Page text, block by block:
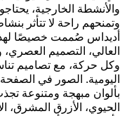
والأنشطة الخارجية،
وتمنحهم راحة لا تتأثر
أديداس صُممت خصيصًا لهذا
العالي، التصميم
وكل حركة، مع تصاميم
اليومية. الصور في
بألوان مبهجة ومتنوعة
الحيوي، الأزرق المشرق،